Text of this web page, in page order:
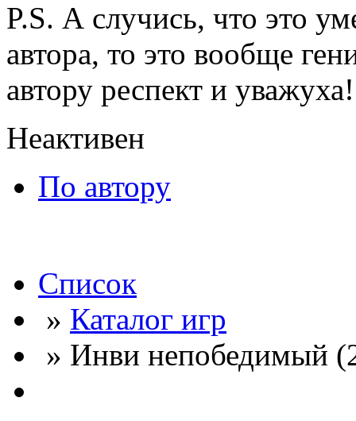
P.S. А случись, что это
автора, то это вообще
автору респект и уважуха!
Неактивен
По автору
Список
» Каталог игр
» Инви непобедимый